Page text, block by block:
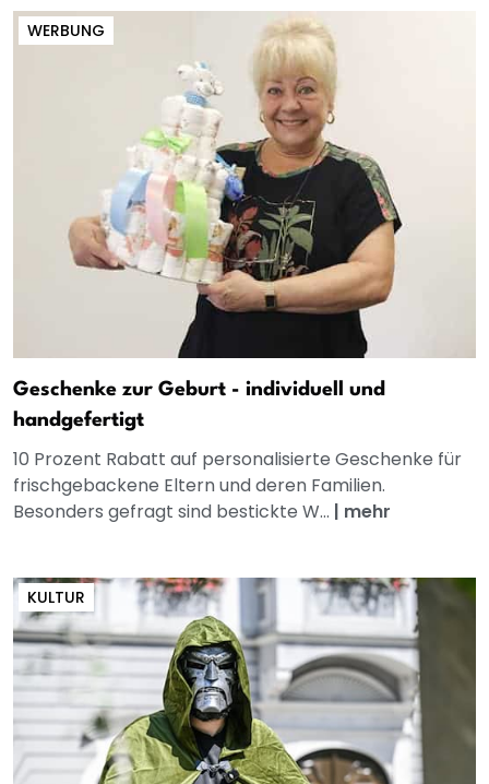
WERBUNG
Geschenke zur Geburt - individuell und
handgefertigt
10 Prozent Rabatt auf personalisierte Geschenke für
frischgebackene Eltern und deren Familien.
Besonders gefragt sind bestickte W... | mehr
KULTUR